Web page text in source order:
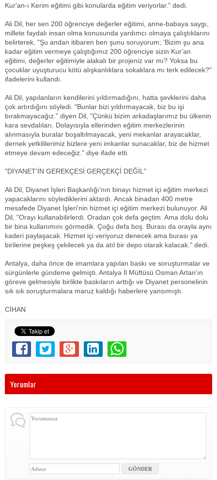
Kur'an-ı Kerim eğitimi gibi konularda eğitim veriyorlar." dedi.
Ali Dil, her sen 200 öğrenciye değerler eğitimi, anne-babaya saygı,
millete faydalı insan olma konusunda yardımcı olmaya çalıştıklarını
belirterek, "Şu andan itibaren ben şunu soruyorum; 'Bizim şu ana
kadar eğitim vermeye çalıştığımız 200 öğrenciye sizin Kur'an
eğitimi, değerler eğitimiyle alakalı bir projeniz var mı? Yoksa bu
çocuklar uyuşturucu kötü alışkanlıklara sokaklara mı terk edilecek?"
ifadelerini kullandı.
Ali Dil, yapılanların kendilerini yıldırmadığını, hatta şevklerini daha
çok artırdığını söyledi. "Bunlar bizi yıldırmayacak, biz bu işi
bırakmayacağız." diyen Dil, "Çünkü bizim arkadaşlarımız bu ülkenin
kara sevdalıları. Dolayısıyla ellerinden eğitim merkezlerinin
alınmasıyla buralar boşaltılmayacak, yeni mekanlar arayacaklar,
dernek yetkililerimiz bizlere yeni imkanlar sunacaklar, biz de hizmet
etmeye devam edeceğiz." diye ifade etti.
"DİYANET'İN GEREKÇESİ GERÇEKÇİ DEĞİL"
Ali Dil, Diyanet İşleri Başkanlığı'nın binayı hizmet içi eğitim merkezi
yapacaklarını söylediklerini aktardı. Ancak binadan 400 metre
mesafede Diyanet İşleri'nin hizmet içi eğitim merkezi bulunuyor. Ali
Dil, "Orayı kullanabilirlerdi. Oradan çok defa geçtim. Ama dolu dolu
bir bina kullanımını görmedik. Çoğu defa boş. Burası da orayla aynı
kaderi paylaşacak. Hizmet içi veriyoruz denecek ama burası ya
birilerine peşkeş çekilecek ya da atıl bir depo olarak kalacak." dedi.
Antalya, daha önce de imamlara yapılan baskı ve soruşturmalar ve
sürgünlerle gündeme gelmişti. Antalya İl Müftüsü Osman Artan'ın
göreve gelmesiyle birlikte baskıların arttığı ve Diyanet personelinin
sık sık soruşturmalara maruz kaldığı haberlere yansımıştı.
CİHAN
Yorumlar